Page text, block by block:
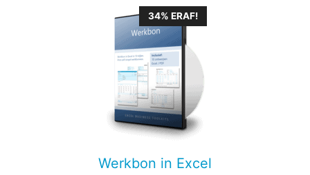
34% ERAF!
Werkbon in Excel